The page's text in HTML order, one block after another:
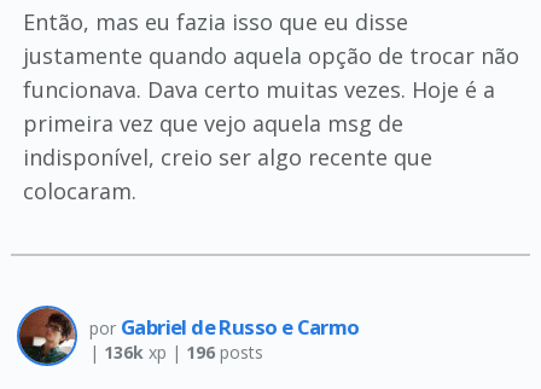
Então, mas eu fazia isso que eu disse
justamente quando aquela opção de trocar não
funcionava. Dava certo muitas vezes. Hoje é a
primeira vez que vejo aquela msg de
indisponível, creio ser algo recente que
colocaram.
por Gabriel de Russo e Carmo
| 136kxp | 196posts